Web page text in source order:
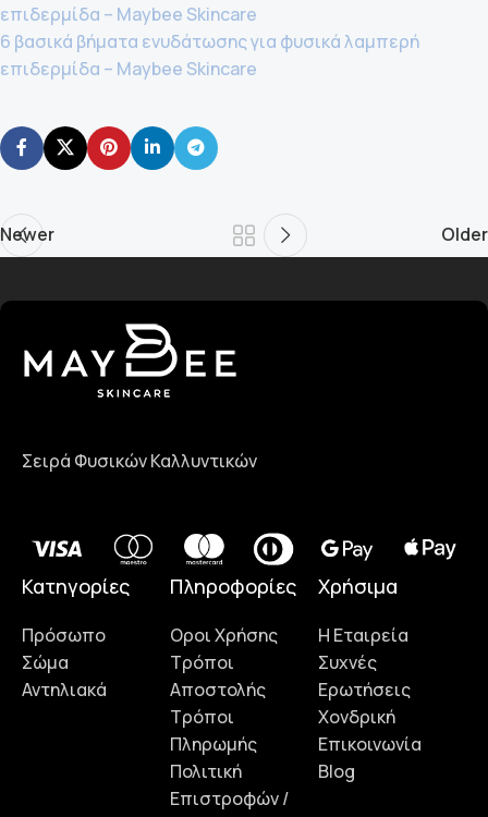
επιδερμίδα – Maybee Skincare
6 βασικά βήματα ενυδάτωσης για φυσικά λαμπερή
επιδερμίδα – Maybee Skincare
Newer Older
Σειρά Φυσικών Καλλυντικών
Κατηγορίες
Πρόσωπο
Σώμα
Αντηλιακά
Πληροφορίες
Οροι Χρήσης
Τρόποι
Αποστολής
Τρόποι
Πληρωμής
Πολιτική
Επιστροφών /
Χρήσιμα
Η Εταιρεία
Συχνές
Ερωτήσεις
Χονδρική
Επικοινωνία
Blog